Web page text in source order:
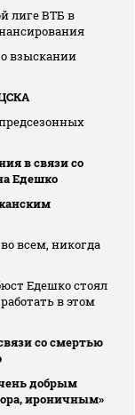
лиге ВТБ в
взыскании
в связи со
Едешко
всем, никогда
Едешко стоял
в этом
со смертью
добрым
ироничным»